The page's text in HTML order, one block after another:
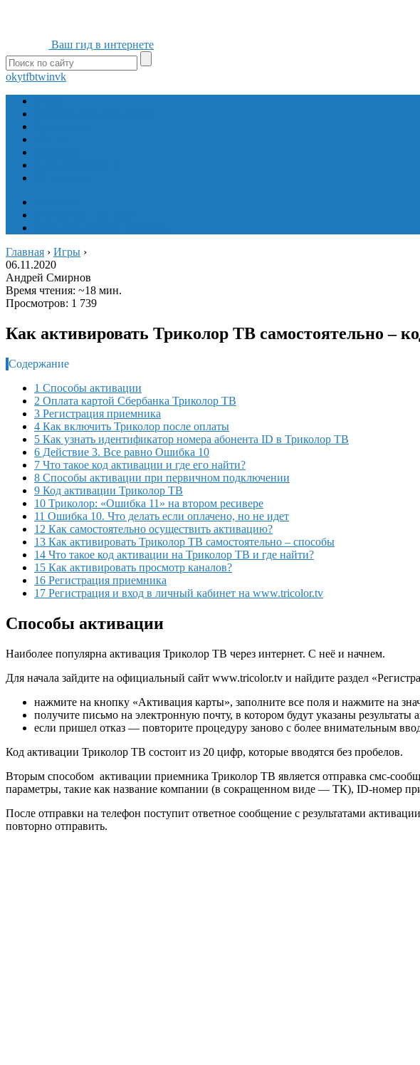
Ваш гид в интернете
okytfbtwinvk
Главная › Игры ›
06.11.2020
Андрей Смирнов
Время чтения: ~18 мин.
Просмотров: 1 739
Как активировать Триколор ТВ самостоятельно –
Содержание
1 Способы активации
2 Оплата картой Сбербанка Триколор ТВ
3 Регистрация приемника
4 Как включить Триколор после оплаты
5 Как узнать идентификатор номера абонента ID в Триколор ТВ
6 Действие 3. Все равно Ошибка 10
7 Что такое код активации и где его найти?
8 Способы активации при первичном подключении
9 Код активации Триколор ТВ
10 Триколор: «Ошибка 11» на втором ресивере
11 Ошибка 10. Что делать если оплачено, но не идет
12 Как самостоятельно осуществить активацию?
13 Как активировать Триколор ТВ самостоятельно – способы
14 Что такое код активации на Триколор ТВ и где найти?
15 Как активировать просмотр каналов?
16 Регистрация приемника
17 Регистрация и вход в личный кабинет на www.tricolor.tv
Способы активации
Наиболее популярна активация Триколор ТВ через интернет. С неё и начнем.
Для начала зайдите на официальный сайт www.tricolor.tv и найдите раздел
нажмите на кнопку «Активация карты», заполните все поля и нажмите на
получите письмо на электронную почту, в котором будут указаны результаты
если пришел отказ — повторите процедуру заново с более внимательным
Код активации Триколор ТВ состоит из 20 цифр, которые вводятся без пробелов.
Вторым способом активации приемника Триколор ТВ является отправка смс-
параметры, такие как название компании (в сокращенном виде — ТК), ID-номер
После отправки на телефон поступит ответное сообщение с результатами
повторно отправить.